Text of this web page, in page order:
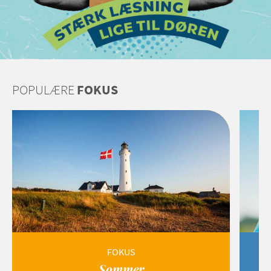
POPULÆREFOKUS
FOKUS